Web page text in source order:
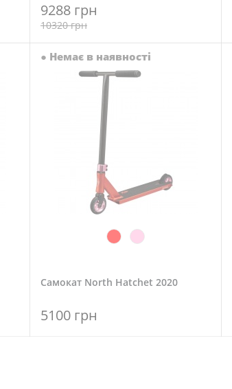
9288 грн
10320 грн
● Немає в наявності
Самокат North Hatchet 2020
5100 грн